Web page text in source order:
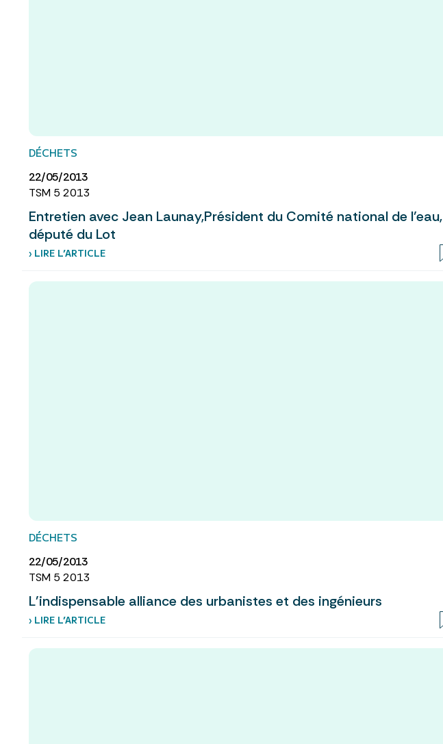
DÉCHETS
22/05/2013
TSM 5 2013
Entretien avec Jean Launay,Président du Comité national de l’eau,
député du Lot
› LIRE L’ARTICLE
DÉCHETS
22/05/2013
TSM 5 2013
L'indispensable alliance des urbanistes et des ingénieurs
› LIRE L’ARTICLE